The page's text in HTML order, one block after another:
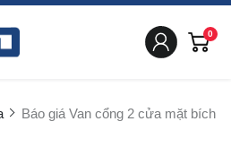
0
Báo giá Van cổng 2 cửa mặt bích